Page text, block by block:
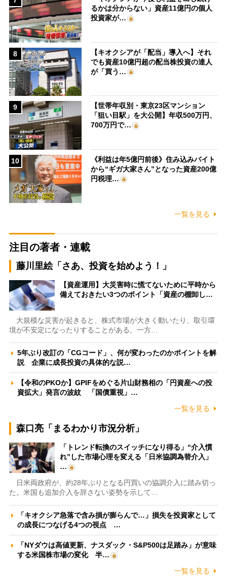
るかは分からない」資産11億円の個人
投資家が…
8
【キオクシアが「配当」導入へ】それ
でも資産10億円超の配当株投資の達人
が「買う…
9
【世帯年収別・東京23区マンション
「狙い目駅」を大公開】年収500万円、
700万円で…
10
《利益は年5億円前後》住み込みバイト
から“ギガ大家さん”となった資産200億
円税理…
一覧を見る
注目の著者・連載
藤川里絵「さあ、投資を始めよう！」
【資産運用】大災害時に慌てないために平時から
備えておきたい3つのポイント「資産の棚卸し…
大規模な災害が起きると、株式市場が大きく動いたり、取引環
境が不安定になったりすることがある。一方…
5年ぶり改訂の「CGコード」、何が変わったのかポイントを解
説 企業に成長投資の具体的な説…
【令和のPKOか】GPIFをめぐる片山財務相の「円資産への投
資拡大」発言の波紋 「国債重視」…
一覧を見る
森口亮「まるわかり市況分析」
「トレンド転換のスイッチになり得る」“介入慣
れ”した市場心理を変える「日米協調為替介入」
…
日米両政府が、約28年ぶりとなる円買いの協調介入に踏み切っ
た。米国も追加介入を辞さない姿勢を示して…
「キオクシア急落で含み損が膨らんで…」損失を投資家として
の成長につなげる4つの視点 …
「NYダウは高値更新、ナスダック・S&P500は足踏み」が意味
する米国株市場の変化 半…
一覧を見る